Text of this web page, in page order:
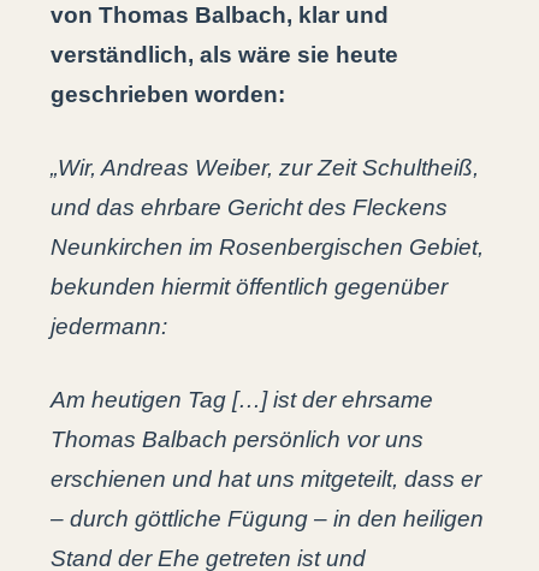
von Thomas Balbach, klar und
verständlich, als wäre sie heute
geschrieben worden:
„Wir, Andreas Weiber, zur Zeit Schultheiß,
und das ehrbare Gericht des Fleckens
Neunkirchen im Rosenbergischen Gebiet,
bekunden hiermit öffentlich gegenüber
jedermann:
Am heutigen Tag […] ist der ehrsame
Thomas Balbach persönlich vor uns
erschienen und hat uns mitgeteilt, dass er
– durch göttliche Fügung – in den heiligen
Stand der Ehe getreten ist und